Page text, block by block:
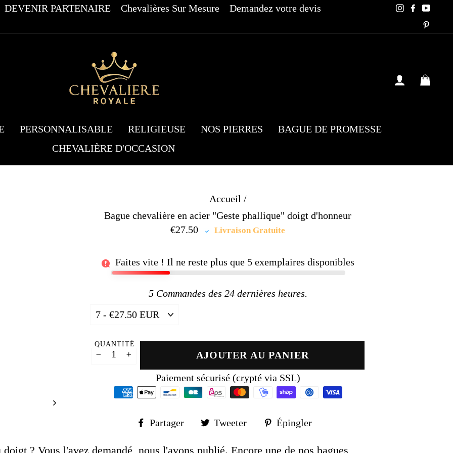
DEVENIR PARTENAIRE Chevalières Sur Mesure Demandez votre devis Instagram
SE
PERSONNALISABLE RELIGIEUSE NOS PIERRES
BAGUE DE PROMESSE
CHEVALIÈRE D'OCCASION
Accueil /
Bague chevalière en acier "Geste phallique" doigt d'honneur
€27.50
PrixLivraison Gratuite
Faites vite ! Il ne reste plus que 5 exemplaires disponibles
5Commandes des 24 dernières heures.
QUANTITÉ
AJOUTER AU PANIER
Paiement sécurisé (crypté via SSL)
Partager
Partager
Facebook
Tweeter
TweeterÉpingler
doigt ? Vous l'avez demandé, nous l'avons publié. Encore une de nos bagues